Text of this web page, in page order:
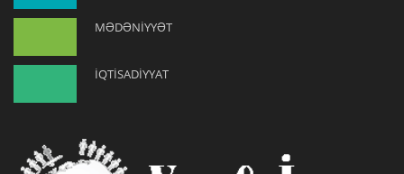
MƏDƏNİYYƏT
İQTİSADİYYAT